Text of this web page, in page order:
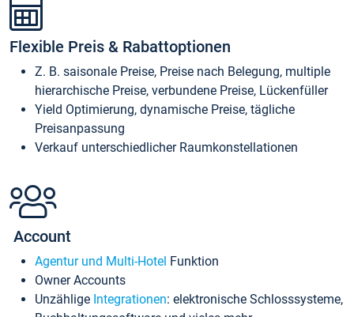
Flexible Preis & Rabattoptionen
Z. B. saisonale Preise, Preise nach Belegung, multiple
hierarchische Preise, verbundene Preise, Lückenfüller
Yield Optimierung, dynamische Preise, tägliche
Preisanpassung
Verkauf unterschiedlicher Raumkonstellationen
Account
Agentur und Multi-Hotel Funktion
Owner Accounts
Unzählige Integrationen: elektronische Schlosssysteme,